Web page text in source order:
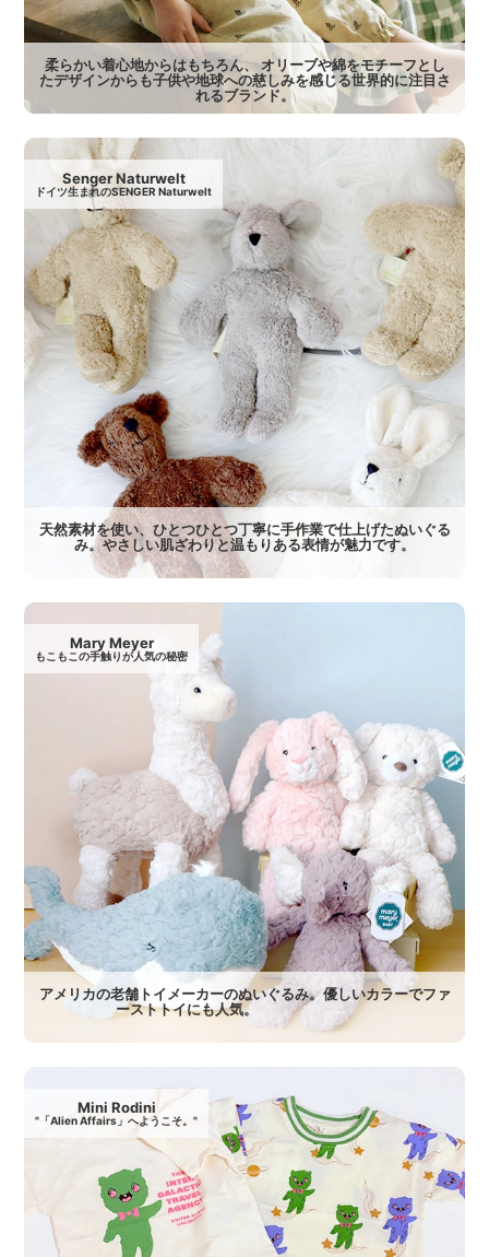
柔らかい着心地からはもちろん、 オリーブや綿をモチーフとし
たデザインからも子供や地球への慈しみを感じる世界的に注目さ
れるブランド。
Senger Naturwelt
ドイツ生まれのSENGER Naturwelt
天然素材を使い、ひとつひとつ丁寧に手作業で仕上げたぬいぐる
み。やさしい肌ざわりと温もりある表情が魅力です。
Mary Meyer
もこもこの手触りが人気の秘密
アメリカの老舗トイメーカーのぬいぐるみ。優しいカラーでファ
ーストトイにも人気。
Mini Rodini
"「Alien Affairs」へようこそ。"